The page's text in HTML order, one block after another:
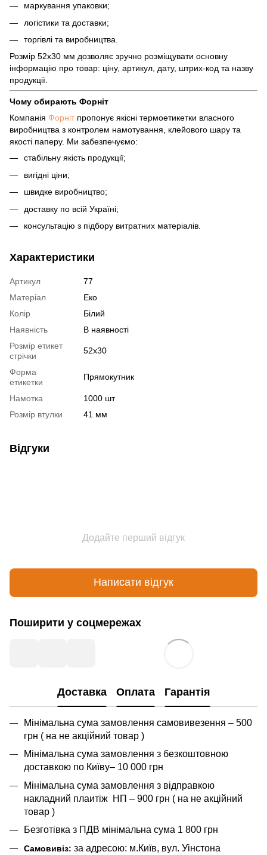
маркування упаковки;
логістики та доставки;
торгівлі та виробництва.
Розмір 52х30 мм дозволяє зручно розміщувати основну
інформацію про товар: ціну, артикул, дату, штрих-код та назву
продукції.
Чому обирають Форніт
Компанія Форнітпропонує якісні термоетикетки власного
виробництва з контролем намотування, клейового шару та
якості паперу. Ми забезпечуємо:
стабільну якість продукції;
вигідні ціни;
швидке виробництво;
доставку по всій Україні;
консультацію з підбору витратних матеріалів.
Характеристики
Артикул
77
Матеріал
Еко
Колір
Білий
Наявність
В наявності
Розмір етикет
стрічки
52х30
Форма
етикетки
Прямокутник
Намотка
1000 шт
Розмір втулки
41 мм
Відгуки
Додайте перший відгук
Написати відгук
Поширити у соцмережах
Доставка Оплата Гарантія
Мінімальна сума замовлення самовивезення – 500
грн ( на не акційний товар )
Мінімальна сума замовлення з безкоштовною
доставкою по Київу– 10 000 грн
Мінімальна сума замовлення з відправкою
накладний плаитіж НП – 900 грн ( на не акційний
товар )
Безготівка з ПДВ мінімальна сума 1 800 грн
Самовивіз: за адресою: м.Київ, вул. Уінстона